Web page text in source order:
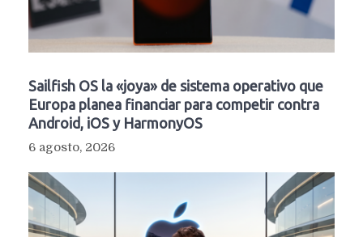
Sailfish OS la «joya» de sistema operativo que
Europa planea financiar para competir contra
Android, iOS y HarmonyOS
6 agosto, 2026